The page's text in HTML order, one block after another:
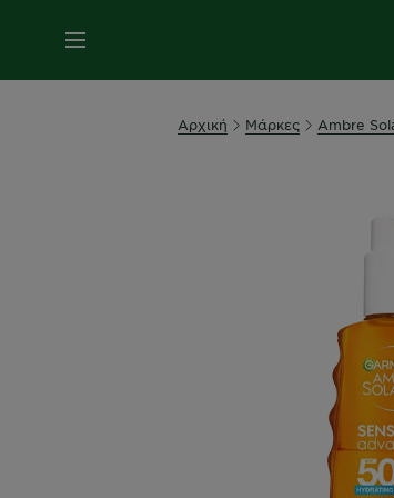
MENU
Αρχική Μάρκες Ambre